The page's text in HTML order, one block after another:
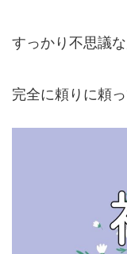
すっかり不思議
完全に頼りに頼っ